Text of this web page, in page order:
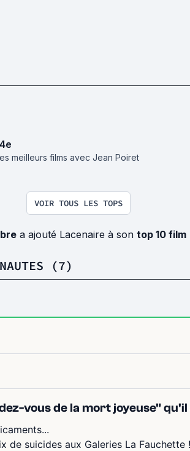
e
meilleurs films avec Jean Poiret
VOIR TOUS LES TOPS
a ajouté Lacenaire à son top 10 film
(7)
vous de la mort joyeuse" qu'il
de suicides aux Galeries La Fauchette !